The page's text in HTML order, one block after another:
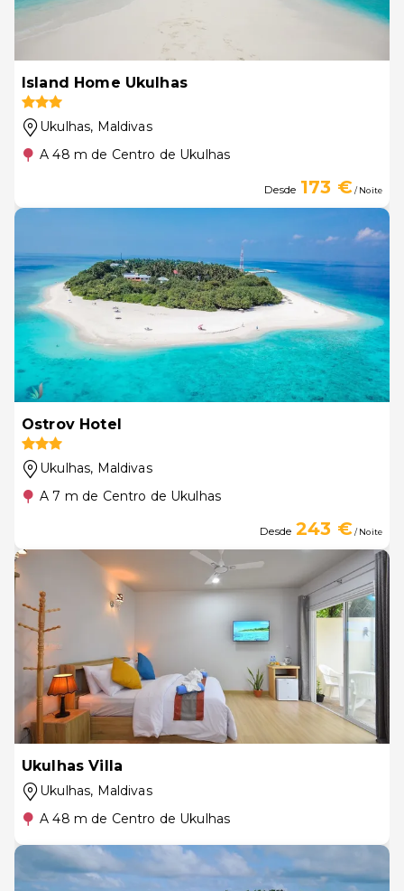
Island Home Ukulhas
Ukulhas, Maldivas
A 48 m de Centro de Ukulhas
Desde 173 €/ Noite
Ostrov Hotel
Ukulhas, Maldivas
A 7 m de Centro de Ukulhas
Desde 243 €/ Noite
Ukulhas Villa
Ukulhas, Maldivas
A 48 m de Centro de Ukulhas